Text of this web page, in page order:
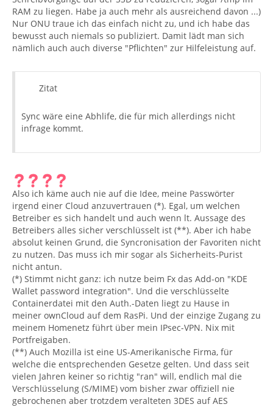
RAM zu liegen. Habe ja auch mehr als ausreichend davon ...)
Nur ONU traue ich das einfach nicht zu, und ich habe das
bewusst auch niemals so publiziert. Damit lädt man sich
nämlich auch auch diverse "Pflichten" zur Hilfeleistung auf.
Zitat
Sync wäre eine Abhlife, die für mich allerdings nicht
infrage kommt.
Also ich käme auch nie auf die Idee, meine Passwörter
irgend einer Cloud anzuvertrauen (*). Egal, um welchen
Betreiber es sich handelt und auch wenn lt. Aussage des
Betreibers alles sicher verschlüsselt ist (**). Aber ich habe
absolut keinen Grund, die Syncronisation der Favoriten nicht
zu nutzen. Das muss ich mir sogar als Sicherheits-Purist
nicht antun.
(*) Stimmt nicht ganz: ich nutze beim Fx das Add-on "KDE
Wallet password integration". Und die verschlüsselte
Containerdatei mit den Auth.-Daten liegt zu Hause in
meiner ownCloud auf dem RasPi. Und der einzige Zugang zu
meinem Homenetz führt über mein IPsec-VPN. Nix mit
Portfreigaben.
(**) Auch Mozilla ist eine US-Amerikanische Firma, für
welche die entsprechenden Gesetze gelten. Und dass seit
vielen Jahren keiner so richtig "ran" will, endlich mal die
Verschlüsselung (S/MIME) vom bisher zwar offiziell nie
gebrochenen aber trotzdem veralteten 3DES auf AES